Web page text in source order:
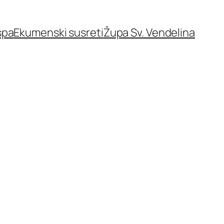
Ekumenski susretiŽupa Sv. Vendelina